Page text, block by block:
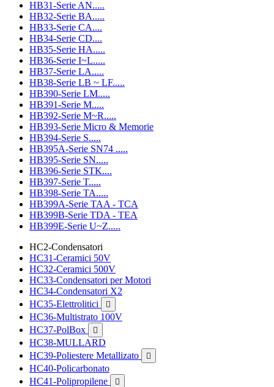
HB31-Serie AN.....
HB32-Serie BA.....
HB33-Serie CA....
HB34-Serie CD....
HB35-Serie HA.....
HB36-Serie I~L.....
HB37-Serie LA.....
HB38-Serie LB ~ LF.....
HB390-Serie LM.....
HB391-Serie M.....
HB392-Serie M~R.....
HB393-Serie Micro & Memorie
HB394-Serie S.....
HB395A-Serie SN74 .....
HB395-Serie SN.....
HB396-Serie STK....
HB397-Serie T.....
HB398-Serie TA.....
HB399A-Serie TAA - TCA
HB399B-Serie TDA - TEA
HB399E-Serie U~Z.....
HC2-Condensatori
HC31-Ceramici 50V
HC32-Ceramici 500V
HC33-Condensatori per Motori
HC34-Condensatori X2
HC35-Elettrolitici

HC36-Multistrato 100V
HC37-PolBox

HC38-MULLARD
HC39-Poliestere Metallizato

HC40-Policarbonato
HC41-Polipropilene
